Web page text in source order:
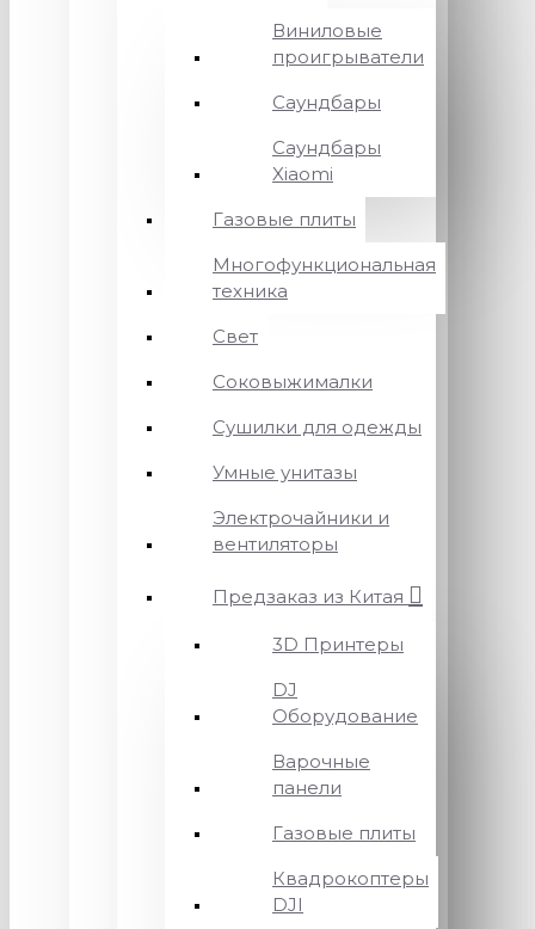
Виниловые
проигрыватели
Саундбары
Саундбары
Xiaomi
Газовые плиты
Многофункциональная
техника
Свет
Соковыжималки
Сушилки для одежды
Умные унитазы
Электрочайники и
вентиляторы
Предзаказ из Китая
3D Принтеры
DJ
Оборудование
Варочные
панели
Газовые плиты
Квадрокоптеры
DJI